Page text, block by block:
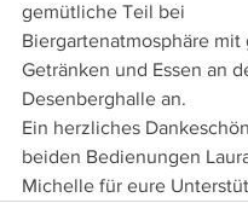
gemütliche Teil bei
Biergartenatmosphäre mit
Getränken und Essen an
Desenberghalle an.
Ein herzliches
beiden Bedienungen
Michelle für eure